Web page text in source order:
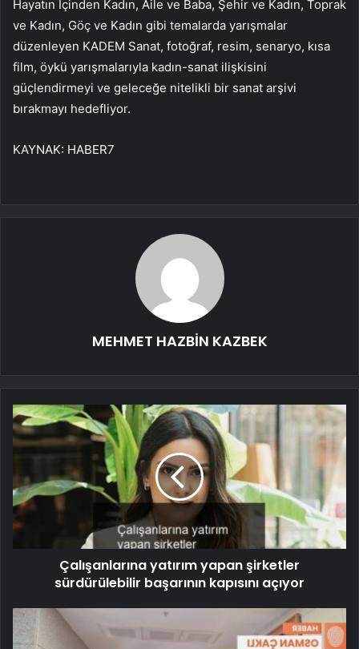
Hayatın İçinden Kadın, Aile ve Baba, Şehir ve Kadın, Toprak
ve Kadın, Göç ve Kadın gibi temalarda yarışmalar
düzenleyen KADEM Sanat, fotoğraf, resim, senaryo, kısa
film, öykü yarışmalarıyla kadın-sanat ilişkisini
güçlendirmeyi ve geleceğe nitelikli bir sanat arşivi
bırakmayı hedefliyor.
KAYNAK: HABER7
MEHMET HAZBİN KAZBEK
Çalışanlarına yatırım yapan şirketler
sürdürülebilir başarının kapısını açıyor